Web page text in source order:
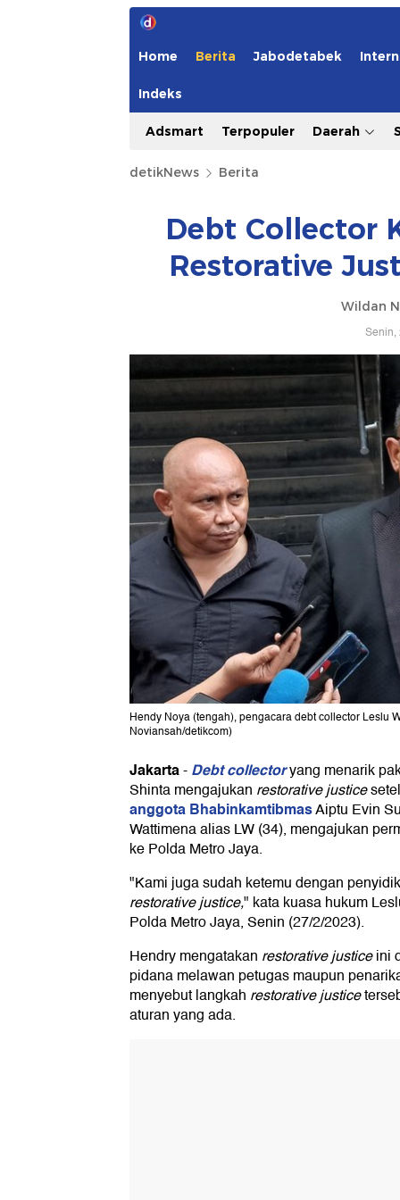
Home Berita Jabodetabek
Indeks
Adsmart Terpopuler Daerah
detikNews Berita
Debt Collector
Restorative
Wildan
Senin,
Hendy Noya (tengah), pengacara debt collector Leslu
Noviansah/detikcom)
Jakarta-Debt collectoryang menarik
Shinta mengajukan restorative justice
anggota BhabinkamtibmasAiptu Evin
Wattimena alias LW (34), mengajukan
ke Polda Metro Jaya.
"Kami juga sudah ketemu dengan
restorative justice," kata kuasa hukum
Polda Metro Jaya, Senin (27/2/2023).
Hendry mengatakan restorative justiceini
pidana melawan petugas maupun
menyebut langkah restorative justice
aturan yang ada.